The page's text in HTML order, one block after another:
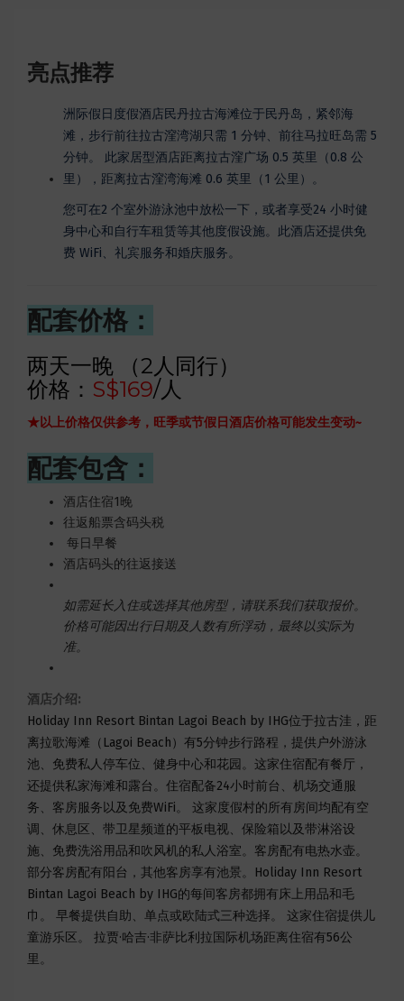
亮点推荐
洲际假日度假酒店民丹拉古海滩位于民丹岛，紧邻海
滩，步行前往拉古漥湾湖只需 1 分钟、前往马拉旺岛需 5
分钟。 此家居型酒店距离拉古漥广场 0.5 英里（0.8 公
里），距离拉古漥湾海滩 0.6 英里（1 公里）。
您可在2 个室外游泳池中放松一下，或者享受24 小时健
身中心和自行车租赁等其他度假设施。此酒店还提供免
费 WiFi、礼宾服务和婚庆服务。
配套价格：
两天一晚 （2人同行）
价格： S$169/人
★以上价格仅供参考，旺季或节假日酒店价格可能发生变动~
配套包含：
酒店住宿1晚
往返船票含码头税
每日早餐
酒店码头的往返接送
如需延长入住或选择其他房型，请联系我们获取报价。
价格可能因出行日期及人数有所浮动，最终以实际为
准。
酒店介绍:
Holiday Inn Resort Bintan Lagoi Beach by IHG位于拉古洼，距
离拉歌海滩（Lagoi Beach）有5分钟步行路程，提供户外游泳
池、免费私人停车位、健身中心和花园。这家住宿配有餐厅，
还提供私家海滩和露台。住宿配备24小时前台、机场交通服
务、客房服务以及免费WiFi。 这家度假村的所有房间均配有空
调、休息区、带卫星频道的平板电视、保险箱以及带淋浴设
施、免费洗浴用品和吹风机的私人浴室。客房配有电热水壶。
部分客房配有阳台，其他客房享有池景。Holiday Inn Resort
Bintan Lagoi Beach by IHG的每间客房都拥有床上用品和毛
巾。 早餐提供自助、单点或欧陆式三种选择。 这家住宿提供儿
童游乐区。 拉贾·哈吉·非萨比利拉国际机场距离住宿有56公
里。